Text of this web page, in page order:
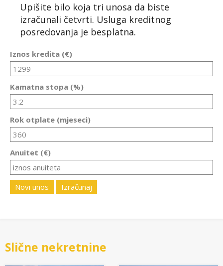
Upišite bilo koja tri unosa da biste
izračunali četvrti. Usluga kreditnog
posredovanja je besplatna.
Iznos kredita (€)
Kamatna stopa (%)
Rok otplate (mjeseci)
Anuitet (€)
Novi unos Izračunaj
Slične nekretnine